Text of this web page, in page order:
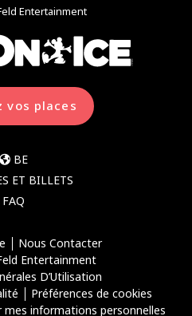
Entertainment
vos places
BE
ET BILLETS
FAQ
Nous Contacter
Entertainment
D’Utilisation
Préférences de cookies
mes informations personnelles